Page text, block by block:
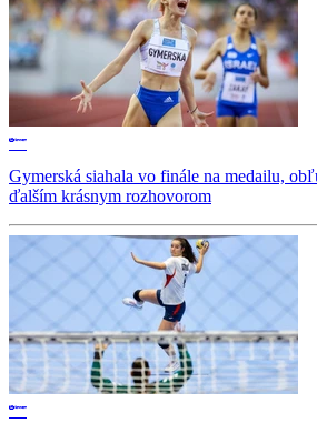
Gymerská siahala vo finále na medailu,
ďalším krásnym rozhovorom